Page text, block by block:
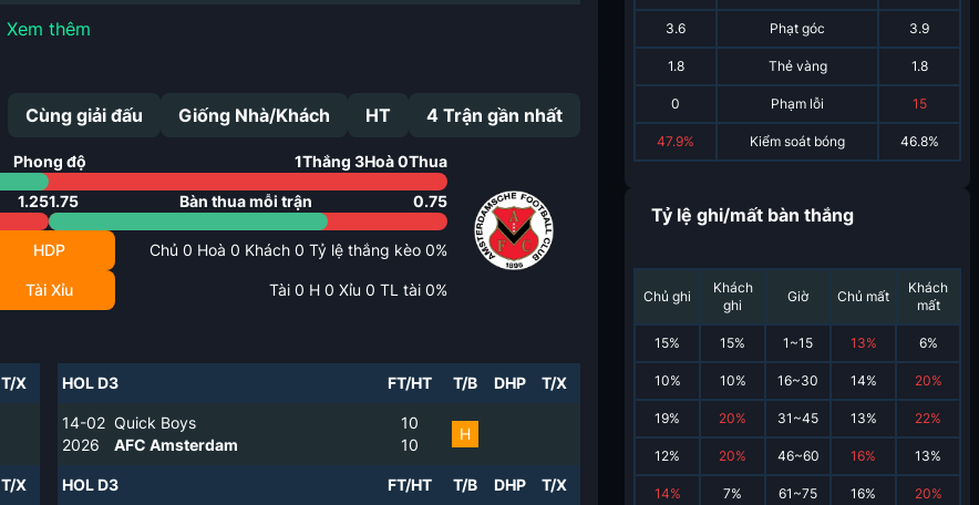
Xem thêm
Cùng giải đấu Giống Nhà/Khách HT 4 Trận gần nhất
Phong độ 1Thắng 3Hoà0Thua
1.251.75 Bàn thua mỗi trận 0.75
HDP Chủ 0 Hoà 0 Khách 0 Tỷ lệ thắng kèo 0%
Tài Xỉu Tài 0 H 0 Xỉu 0 TL tài 0%
T/X
T/X
HOL D3 FT/HT T/B DHP T/X
14-02
2026
Quick Boys
AFC Amsterdam
1
1
0
0
H
HOL D3 FT/HT T/B DHP T/X
3.6 Phạt góc 3.9
1.8 Thẻ vàng 1.8
0 Phạm lỗi 15
47.9% Kiểm soát bóng 46.8%
Tỷ lệ ghi/mất bàn thắng
Chủ ghi
Khách
ghi
Giờ Chủ mất
Khách
mất
15% 15% 1~15 13% 6%
10% 10% 16~30 14% 20%
19% 20% 31~45 13% 22%
12% 20% 46~60 16% 13%
14% 7% 61~75 16% 20%